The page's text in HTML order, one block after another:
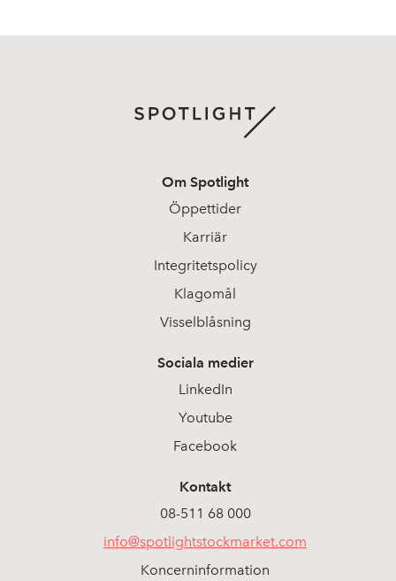
Om Spotlight
Öppettider
Karriär
Integritetspolicy
Klagomål
Visselblåsning
Sociala medier
LinkedIn
Youtube
Facebook
Kontakt
08-511 68 000
info@spotlightstockmarket.com
Koncerninformation